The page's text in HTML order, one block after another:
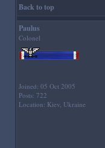
Back to top
Paulus
Colonel
Joined: 05 Oct 2005
Posts: 722
Location: Kiev, Ukraine